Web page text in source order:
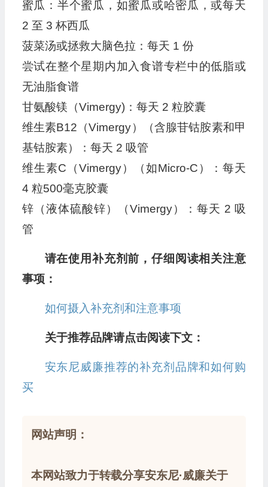
蜜瓜：半个蜜瓜，如蜜瓜或哈密瓜，或每天
2 至 3 杯西瓜
菠菜汤或拯救大脑色拉：每天 1 份
尝试在整个星期内加入食谱专栏中的低脂或
无油脂食谱
甘氨酸镁（Vimergy)：每天 2 粒胶囊
维生素B12（Vimergy）（含腺苷钴胺素和甲
基钴胺素）：每天 2 吸管
维生素C（Vimergy）（如Micro-C）：每天
4 粒500毫克胶囊
锌（液体硫酸锌）（Vimergy）：每天 2 吸
管
请在使用补充剂前，仔细阅读相关注意
事项：
如何摄入补充剂和注意事项
关于推荐品牌请点击阅读下文：
安东尼威廉推荐的补充剂品牌和如何购
买
网站声明：
本网站致力于转载分享安东尼·威廉关于